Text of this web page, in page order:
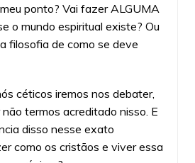
ponto? Vai fazer ALGUMA
o mundo espiritual existe? Ou
filosofia de como se deve
céticos iremos nos debater,
termos acreditado nisso. E
disso nesse exato
como os cristãos e viver essa